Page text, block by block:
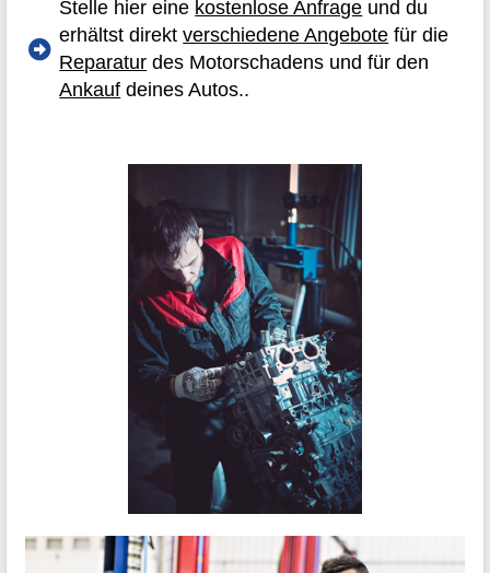
Stelle hier eine kostenlose Anfrage und du
erhältst direktverschiedene Angebote für die
Reparatur des Motorschadens und für den
Ankauf deines Autos..